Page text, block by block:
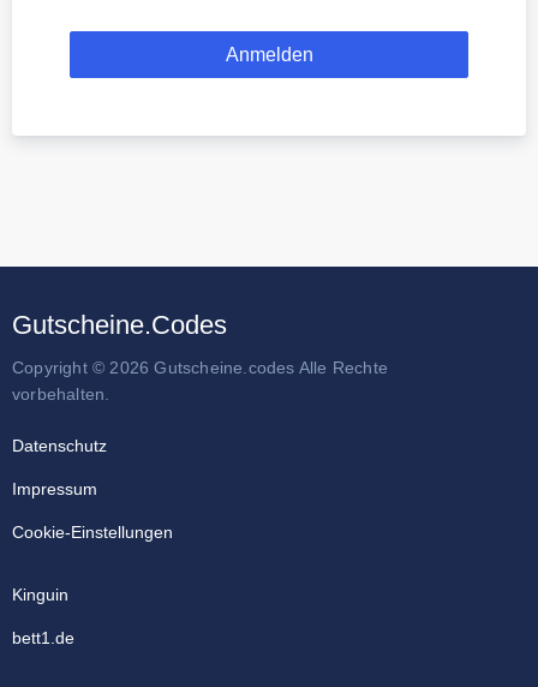
Gutscheine.Codes
Copyright © 2026 Gutscheine.codes Alle Rechte
vorbehalten.
Datenschutz
Impressum
Cookie-Einstellungen
Kinguin
bett1.de